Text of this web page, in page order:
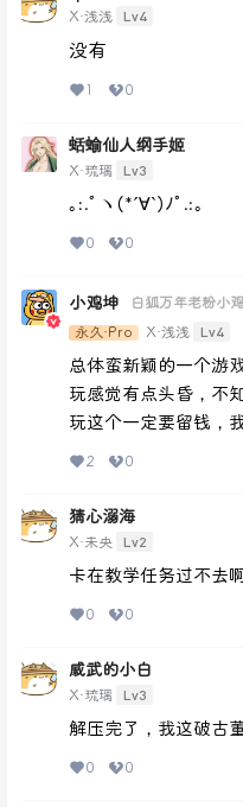
X·浅浅 Lv4
没有
1 0
蛞蝓仙人纲手姬
X·琉璃 Lv3
｡:.ﾟヽ(*´∀`)ﾉﾟ.:｡
0 0
小鸡坤
白狐万年老粉小
永久·Pro
X·浅浅 Lv4
总体蛮新颖的一个游
玩感觉有点头昏，不
玩这个一定要留钱，
2 0
猜心溺海
X·未央 Lv2
卡在教学任务过不去
0 0
威武的小白
X·琉璃 Lv3
解压完了，我这破古
0 0